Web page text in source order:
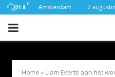
21.8 C Amsterdam 7
PRIMARY
Home » Liam Everts aan het